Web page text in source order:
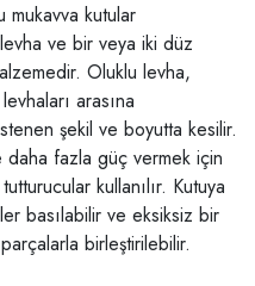
mukavva kutular
ve bir veya iki düz
Oluklu levha,
arasına
şekil ve boyutta kesilir.
daha fazla güç vermek için
kullanılır. Kutuya
basılabilir ve eksiksiz bir
birleştirilebilir.